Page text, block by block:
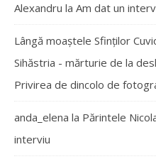
Alexandru la Am dat un
Lângă moaștele Sfinților
Sihăstria - mărturie de la
Privirea de dincolo de
anda_elena la Părintele
interviu